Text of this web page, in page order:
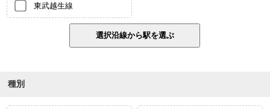
東武越生線
種別